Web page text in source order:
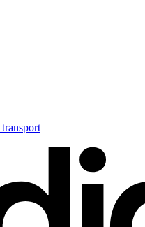
transport